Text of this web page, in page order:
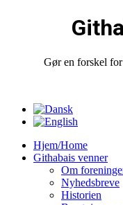
Gør en forskel
Hjem/Home
Githabais venner
Om
Nyhedsbreve
Historien